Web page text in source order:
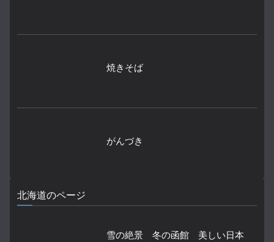
焼きそば
がんづき
北海道のページ
雪の絶景 冬の函館 美しい日本